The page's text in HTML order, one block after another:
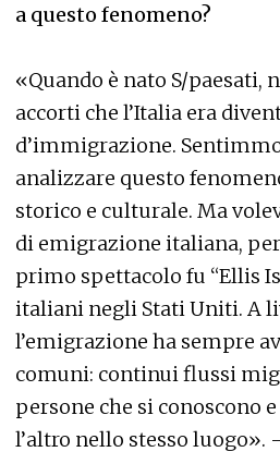
a questo fenomeno?
«Quando è nato S/paesati,
accorti che l’Italia era
d’immigrazione.
analizzare questo
storico e culturale. Ma
di emigrazione italiana,
primo spettacolo fu “Ellis
italiani negli Stati Uniti. A
l’emigrazione ha sempre
comuni: continui flussi
persone che si conoscono
l’altro nello stesso luogo».